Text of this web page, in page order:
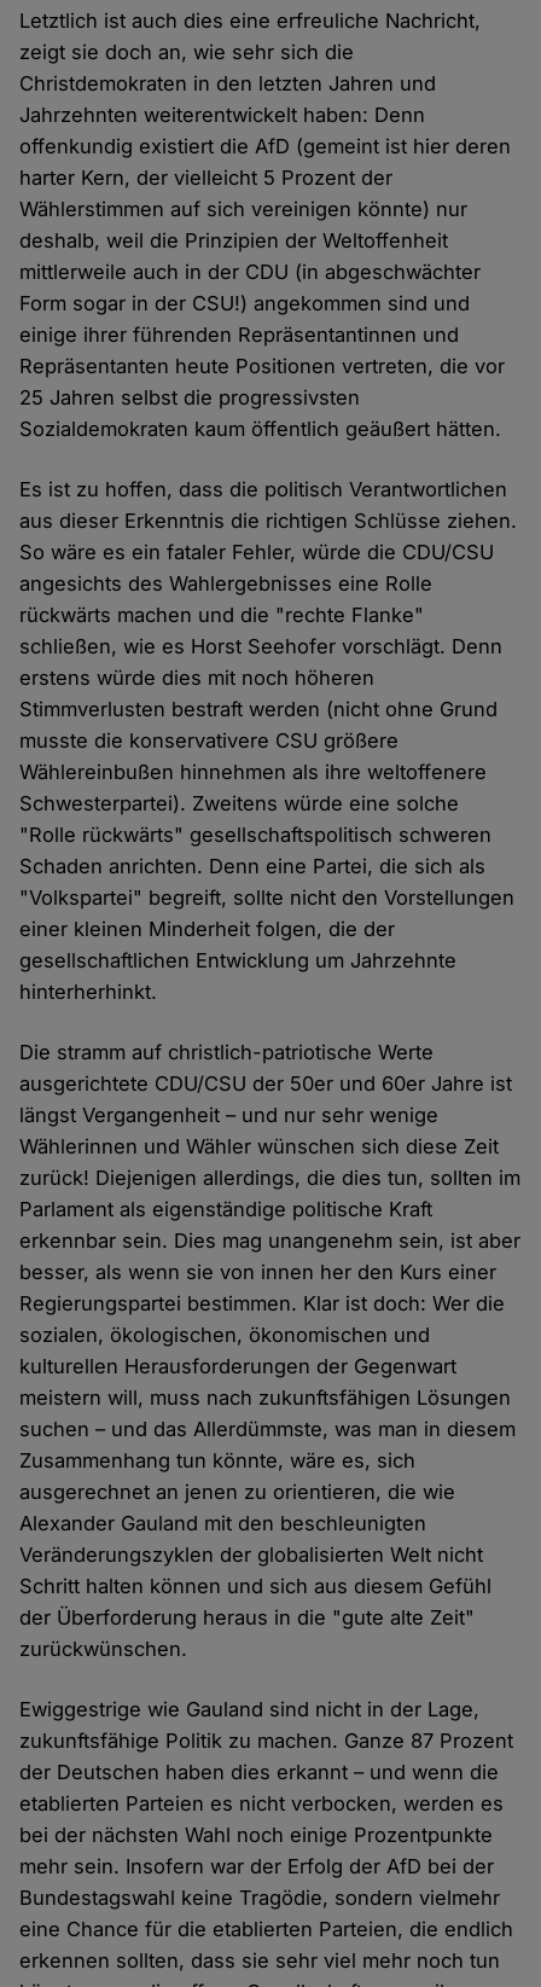
Letztlich ist auch dies eine erfreuliche Nachricht,
zeigt sie doch an, wie sehr sich die
Christdemokraten in den letzten Jahren und
Jahrzehnten weiterentwickelt haben: Denn
offenkundig existiert die AfD (gemeint ist hier deren
harter Kern, der vielleicht 5 Prozent der
Wählerstimmen auf sich vereinigen könnte) nur
deshalb, weil die Prinzipien der Weltoffenheit
mittlerweile auch in der CDU (in abgeschwächter
Form sogar in der CSU!) angekommen sind und
einige ihrer führenden Repräsentantinnen und
Repräsentanten heute Positionen vertreten, die vor
25 Jahren selbst die progressivsten
Sozialdemokraten kaum öffentlich geäußert hätten.
Es ist zu hoffen, dass die politisch Verantwortlichen
aus dieser Erkenntnis die richtigen Schlüsse ziehen.
So wäre es ein fataler Fehler, würde die CDU/CSU
angesichts des Wahlergebnisses eine Rolle
rückwärts machen und die "rechte Flanke"
schließen, wie es Horst Seehofer vorschlägt. Denn
erstens würde dies mit noch höheren
Stimmverlusten bestraft werden (nicht ohne Grund
musste die konservativere CSU größere
Wählereinbußen hinnehmen als ihre weltoffenere
Schwesterpartei). Zweitens würde eine solche
"Rolle rückwärts" gesellschaftspolitisch schweren
Schaden anrichten. Denn eine Partei, die sich als
"Volkspartei" begreift, sollte nicht den Vorstellungen
einer kleinen Minderheit folgen, die der
gesellschaftlichen Entwicklung um Jahrzehnte
hinterherhinkt.
Die stramm auf christlich-patriotische Werte
ausgerichtete CDU/CSU der 50er und 60er Jahre ist
längst Vergangenheit – und nur sehr wenige
Wählerinnen und Wähler wünschen sich diese Zeit
zurück! Diejenigen allerdings, die dies tun, sollten im
Parlament als eigenständige politische Kraft
erkennbar sein. Dies mag unangenehm sein, ist aber
besser, als wenn sie von innen her den Kurs einer
Regierungspartei bestimmen. Klar ist doch: Wer die
sozialen, ökologischen, ökonomischen und
kulturellen Herausforderungen der Gegenwart
meistern will, muss nach zukunftsfähigen Lösungen
suchen – und das Allerdümmste, was man in diesem
Zusammenhang tun könnte, wäre es, sich
ausgerechnet an jenen zu orientieren, die wie
Alexander Gauland mit den beschleunigten
Veränderungszyklen der globalisierten Welt nicht
Schritt halten können und sich aus diesem Gefühl
der Überforderung heraus in die "gute alte Zeit"
zurückwünschen.
Ewiggestrige wie Gauland sind nicht in der Lage,
zukunftsfähige Politik zu machen. Ganze 87 Prozent
der Deutschen haben dies erkannt – und wenn die
etablierten Parteien es nicht verbocken, werden es
bei der nächsten Wahl noch einige Prozentpunkte
mehr sein. Insofern war der Erfolg der AfD bei der
Bundestagswahl keine Tragödie, sondern vielmehr
eine Chance für die etablierten Parteien, die endlich
erkennen sollten, dass sie sehr viel mehr noch tun